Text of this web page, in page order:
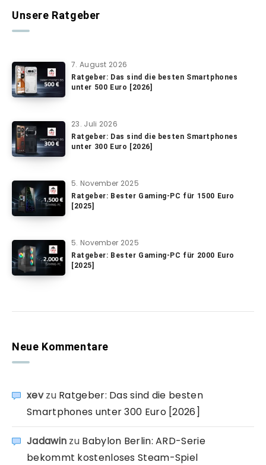
Unsere Ratgeber
7. August 2026
Ratgeber: Das sind die besten Smartphones
unter 500 Euro [2026]
23. Juli 2026
Ratgeber: Das sind die besten Smartphones
unter 300 Euro [2026]
5. November 2025
Ratgeber: Bester Gaming-PC für 1500 Euro
[2025]
5. November 2025
Ratgeber: Bester Gaming-PC für 2000 Euro
[2025]
Neue Kommentare
xevzu Ratgeber: Das sind die besten
Smartphones unter 300 Euro [2026]
Jadawin zu Babylon Berlin: ARD-Serie
bekommt kostenloses Steam-Spiel